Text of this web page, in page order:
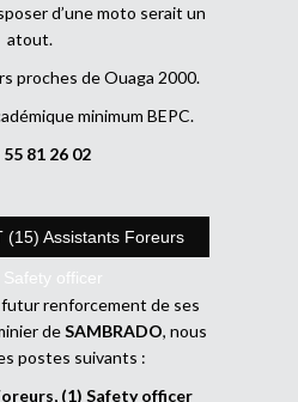
d’une moto serait un
atout.
proches de Ouaga 2000.
minimum BEPC.
81 26 02
(15) Assistants Foreurs
officer
futur renforcement de ses
deSAMBRADO, nous
postes suivants :
(1) Safety officer